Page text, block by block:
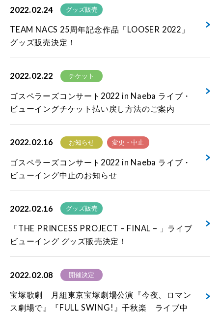
2022.02.24 グッズ販売
TEAM NACS 25周年記念作品「LOOSER 2022」
グッズ販売決定！
2022.02.22 チケット
ゴスペラーズコンサート2022 in Naeba ライブ・
ビューイングチケット払い戻し方法のご案内
2022.02.16 お知らせ 変更・中止
ゴスペラーズコンサート2022 in Naeba ライブ・
ビューイング中止のお知らせ
2022.02.16 グッズ販売
「THE PRINCESS PROJECT – FINAL – 」ライブ
ビューイング グッズ販売決定！
2022.02.08 開催決定
宝塚歌劇 月組東京宝塚劇場公演『今夜、ロマン
ス劇場で』『FULL SWING!』千秋楽 ライブ中